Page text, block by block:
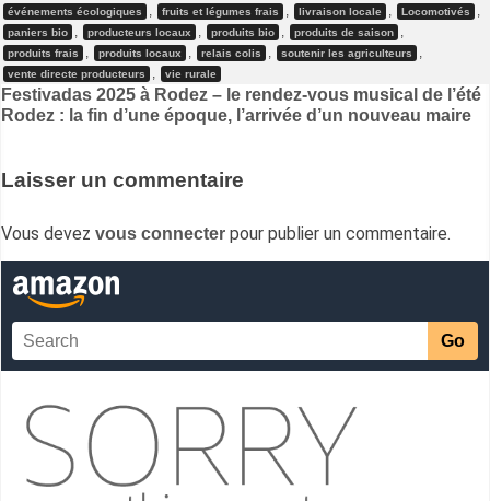
événements écologiques , fruits et légumes frais , livraison locale , Locomotivés ,
paniers bio , producteurs locaux , produits bio , produits de saison ,
produits frais , produits locaux , relais colis , soutenir les agriculteurs ,
vente directe producteurs , vie rurale
Navigation
de
Festivadas 2025 à Rodez – le rendez-vous musical de l’été
Rodez : la fin d’une époque, l’arrivée d’un nouveau maire
Laisser un commentaire
Vous devez vous connecter pour publier un commentaire.